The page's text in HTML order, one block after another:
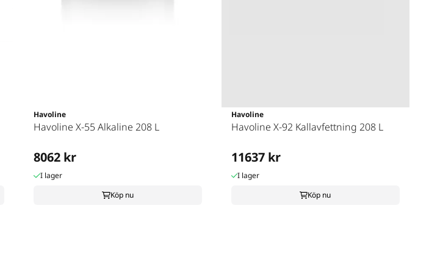
Havoline
Havoline X-55 Alkaline 208 L
8062 kr
I lager
Köp nu
Havoline
Havoline X-92 Kallavfettning 208 L
11637 kr
I lager
Köp nu